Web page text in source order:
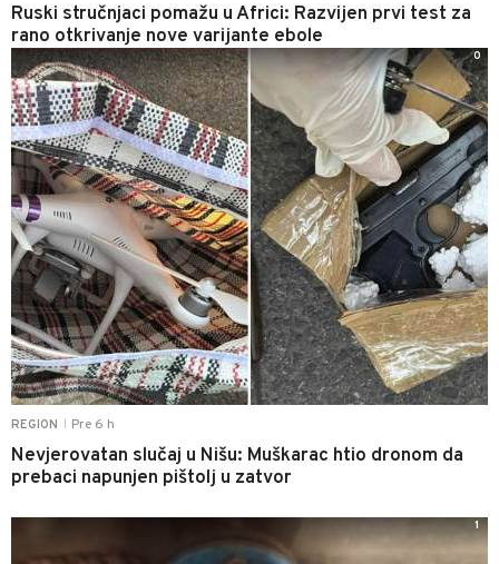
Ruski stručnjaci pomažu u Africi: Razvijen prvi test za
rano otkrivanje nove varijante ebole
REGION Pre 6 h
Nevjerovatan slučaj u Nišu: Muškarac htio dronom da
prebaci napunjen pištolj u zatvor
0
1